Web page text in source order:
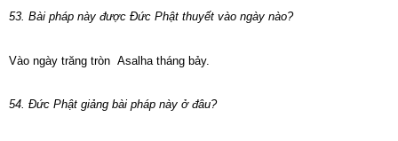
53. Bài pháp này được Đức Phật thuyết vào ngày nào?
Vào ngày trăng tròn Asalha tháng bảy.
54. Đức Phật giảng bài pháp này ở đâu?